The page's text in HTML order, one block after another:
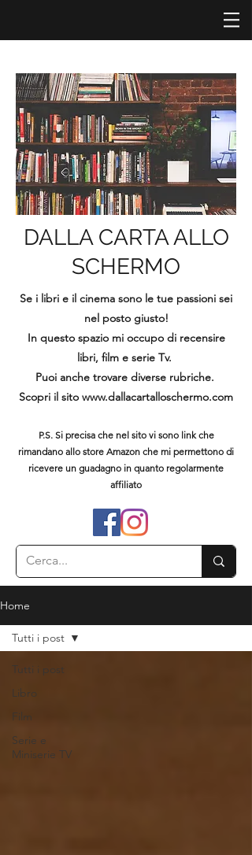
DALLA CARTA ALLO
SCHERMO
Se i libri e il cinema sono le tue passioni sei
nel posto giusto!
In questo spazio mi occupo di recensire
libri, film e serie Tv.
Puoi anche trovare diverse rubriche.
Scopri il sito www.dallacartalloschermo.com
P.S. Si precisa che nel sito vi sono link che
rimandano allo store Amazon che mi permettono di
ricevere un guadagno in quanto regolarmente
affiliato
Home
Tutti i post
Libro
Film
Serie e
Miniserie TV
Tutti i post